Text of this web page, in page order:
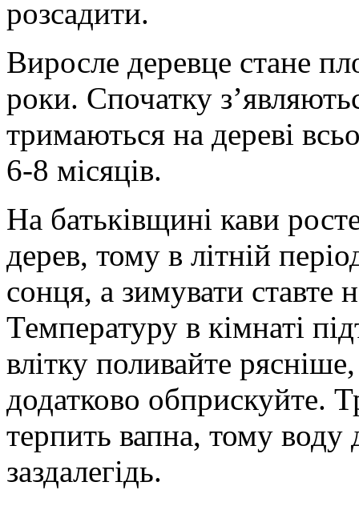
розсадити.
Виросле деревце стане
роки. Спочатку
тримаються на дереві
6-8 місяців.
На батьківщині кави
дерев, тому в літній
сонця, а зимувати ставте
Температуру в кімнаті
влітку поливайте
додатково обприскуйте.
терпить вапна, тому воду
заздалегідь.